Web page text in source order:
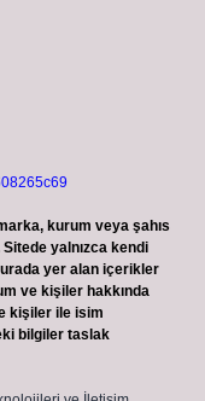
kurum veya şahıs
yalnızca kendi
yer alan içerikler
ve kişiler hakkında
kişiler ile isim
bilgiler taslak